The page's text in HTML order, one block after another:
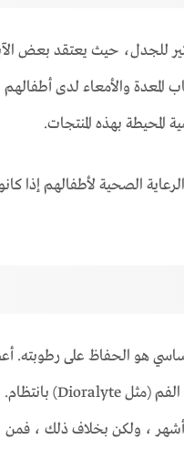
للجدل، حيث يعتقد بعض
المعدة والأمعاء لدى أطفالهم
المحيطة بهذه المنتجات.
الصحية لأطفالهم إذا
هو الحفاظ على رطوبته.
رشفات صغيرة من الماء أو محلول معالجة الجفاف عن طريق الفم (مثل Dioralyte) بانتظام.
، ولكن بخلاف ذلك ، فمن